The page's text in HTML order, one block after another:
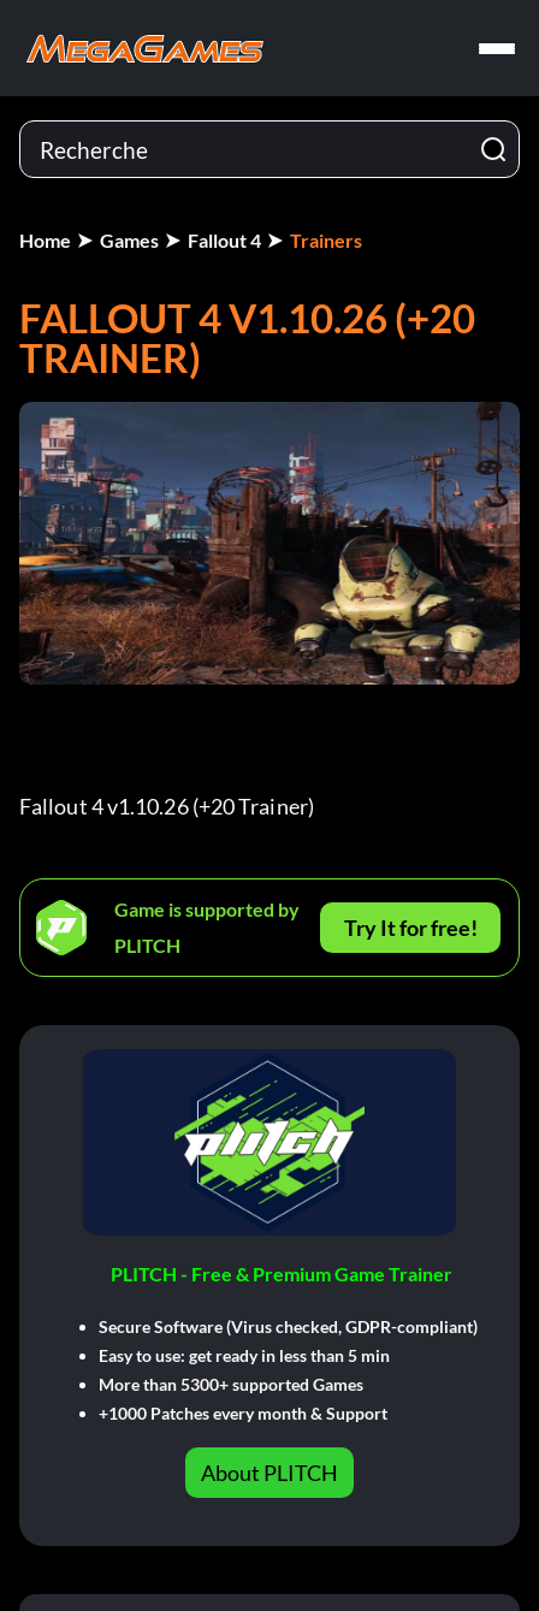
Home Games Fallout 4 Trainers
FALLOUT 4 V1.10.26 (+20
TRAINER)
Fallout 4 v1.10.26 (+20 Trainer)
Game is supported by
PLITCH
Try It for free!
PLITCH - Free & Premium Game Trainer
Secure Software (Virus checked, GDPR-compliant)
Easy to use: get ready in less than 5 min
More than 5300+ supported Games
+1000 Patches every month & Support
About PLITCH